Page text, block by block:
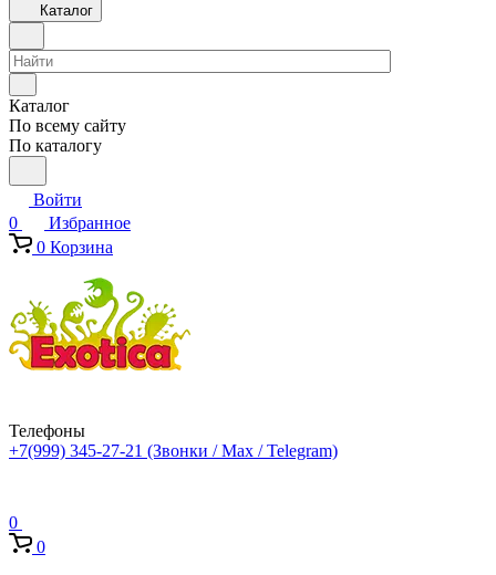
Каталог
Каталог
По всему сайту
По каталогу
Войти
0
Избранное
0 Корзина
Телефоны
+7(999) 345-27-21 (Звонки / Max / Telegram)
0
0